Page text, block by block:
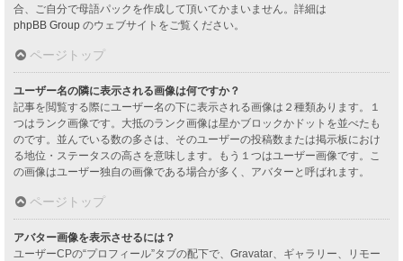
合、ご自分で母語パックを作成して頂いてかまいません。詳細は
phpBB Group のウェブサイトをご覧ください。
ページトップ
ユーザー名の隣に表示される画像は何ですか？
記事を閲覧する際にユーザー名の下に表示される画像は２種類あります。１
つはランク画像です。大抵のランク画像は星かブロックかドットを並べたも
のです。並んでいる数の多さは、そのユーザーの投稿数または掲示板におけ
る地位・ステータスの高さを意味します。もう１つはユーザー画像です。こ
の画像はユーザー独自の画像である場合が多く、アバターと呼ばれます。
ページトップ
アバター画像を表示させるには？
ユーザーCPの“プロフィール”タブの配下で、Gravatar、ギャラリー、リモー